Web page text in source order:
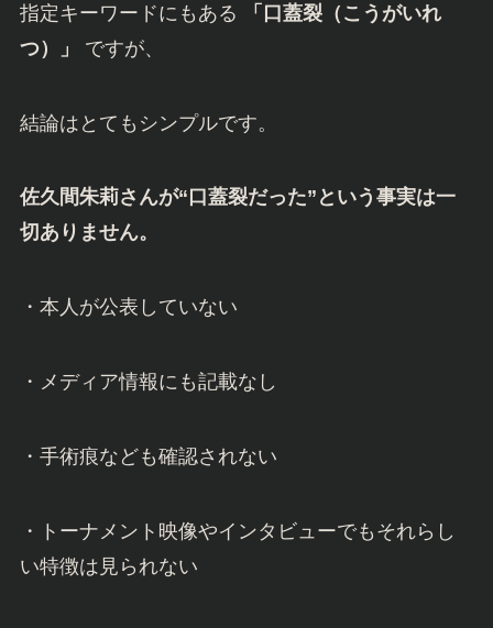
指定キーワードにもある
「口蓋裂（こうがいれ
つ）」
ですが、
結論はとてもシンプルです。
佐久間朱莉さんが“口蓋裂だった”という事実は一
切ありません。
・本人が公表していない
・メディア情報にも記載なし
・手術痕なども確認されない
・トーナメント映像やインタビューでもそれらし
い特徴は見られない